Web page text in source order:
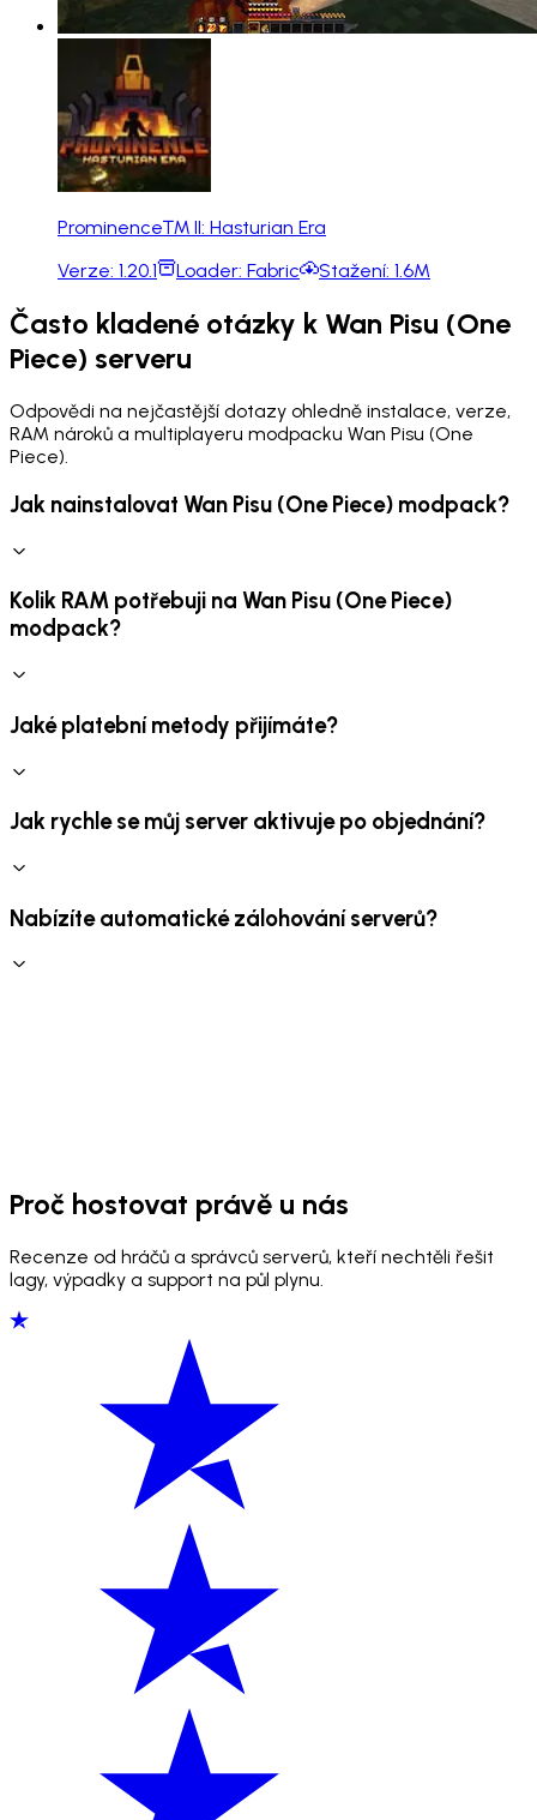
Prominence™ II: Hasturian Era
Verze: 1.20.1 Loader: Fabric Stažení: 1.6M
Často kladené otázky k Wan Pisu (One
Piece) serveru
Odpovědi na nejčastější dotazy ohledně instalace, verze,
RAM nároků a multiplayeru modpacku Wan Pisu (One
Piece).
Jak nainstalovat Wan Pisu (One Piece) modpack?
Kolik RAM potřebuji na Wan Pisu (One Piece)
modpack?
Jaké platební metody přijímáte?
Jak rychle se můj server aktivuje po objednání?
Nabízíte automatické zálohování serverů?
Proč hostovat právě u nás
Recenze od hráčů a správců serverů, kteří nechtěli řešit
lagy, výpadky a support na půl plynu.